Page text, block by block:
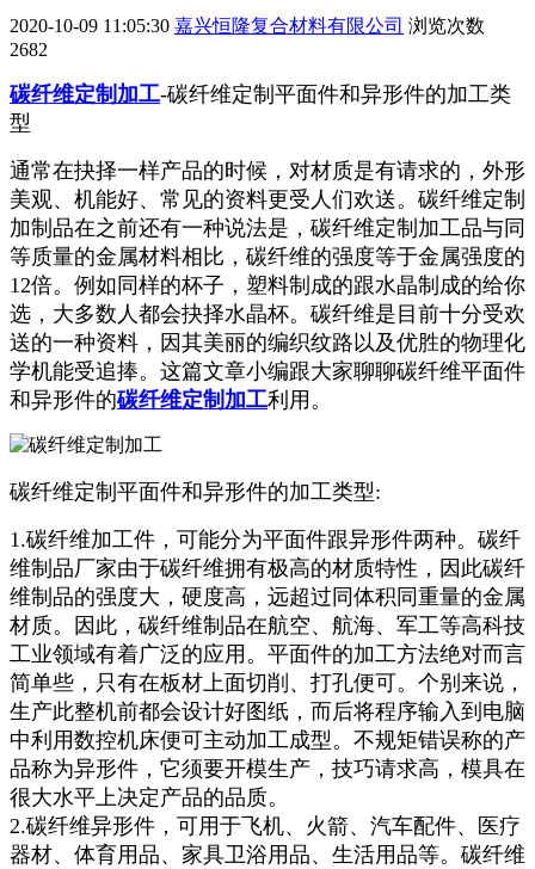
2020-10-09 11:05:30 嘉兴恒隆复合材料有限公司 浏览次数
2682
碳纤维定制加工-碳纤维定制平面件和异形件的加工类
型
通常在抉择一样产品的时候，对材质是有请求的，外形
美观、机能好、常见的资料更受人们欢送。碳纤维定制
加制品在之前还有一种说法是，碳纤维定制加工品与同
等质量的金属材料相比，碳纤维的强度等于金属强度的
12倍。例如同样的杯子，塑料制成的跟水晶制成的给你
选，大多数人都会抉择水晶杯。碳纤维是目前十分受欢
送的一种资料，因其美丽的编织纹路以及优胜的物理化
学机能受追捧。这篇文章小编跟大家聊聊碳纤维平面件
和异形件的碳纤维定制加工利用。
碳纤维定制平面件和异形件的加工类型:
1.碳纤维加工件，可能分为平面件跟异形件两种。碳纤
维制品厂家由于碳纤维拥有极高的材质特性，因此碳纤
维制品的强度大，硬度高，远超过同体积同重量的金属
材质。因此，碳纤维制品在航空、航海、军工等高科技
工业领域有着广泛的应用。平面件的加工方法绝对而言
简单些，只有在板材上面切削、打孔便可。个别来说，
生产此整机前都会设计好图纸，而后将程序输入到电脑
中利用数控机床便可主动加工成型。不规矩错误称的产
品称为异形件，它须要开模生产，技巧请求高，模具在
很大水平上决定产品的品质。
2.碳纤维异形件，可用于飞机、火箭、汽车配件、医疗
器材、体育用品、家具卫浴用品、生活用品等。碳纤维